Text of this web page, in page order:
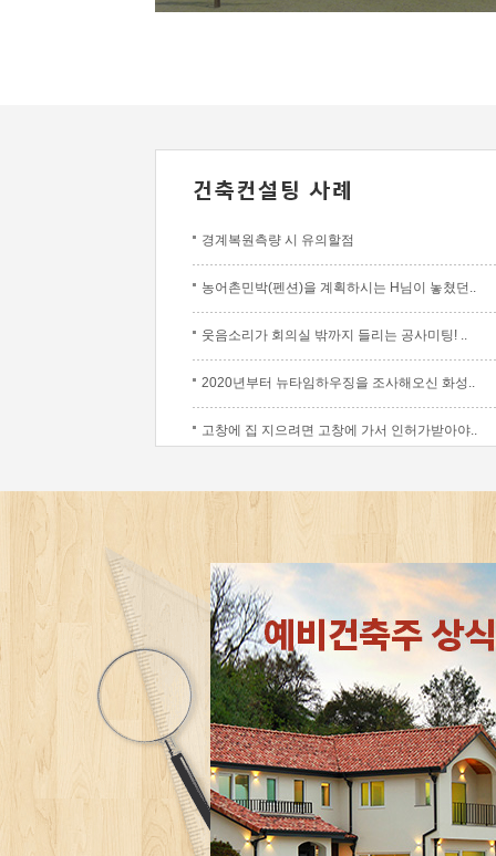
경계복원측량 시 유의할점
농어촌민박(펜션)을 계획하시는 H님이 놓쳤던..
웃음소리가 회의실 밖까지 들리는 공사미팅! ..
2020년부터 뉴타임하우징을 조사해오신 화성..
고창에 집 지으려면 고창에 가서 인허가받아야..